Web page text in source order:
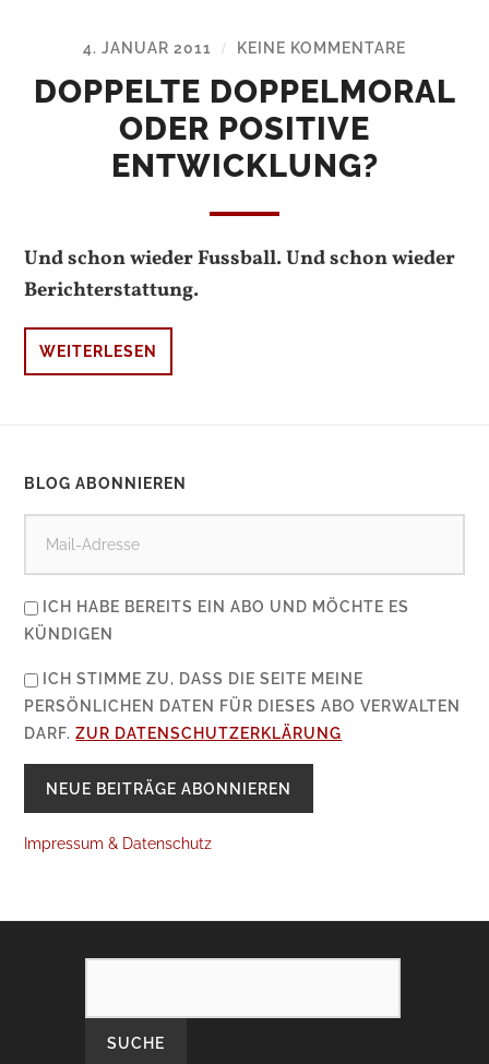
4. JANUAR 2011 / KEINE KOMMENTARE
DOPPELTE DOPPELMORAL
ODER POSITIVE
ENTWICKLUNG?
Und schon wieder Fussball. Und schon wieder
Berichterstattung.
WEITERLESEN
BLOG ABONNIEREN
ICH HABE BEREITS EIN ABO UND MÖCHTE ES
KÜNDIGEN
ICH STIMME ZU, DASS DIE SEITE MEINE
PERSÖNLICHEN DATEN FÜR DIESES ABO VERWALTEN
DARF.ZUR DATENSCHUTZERKLÄRUNG
Impressum & Datenschutz
SEARCH